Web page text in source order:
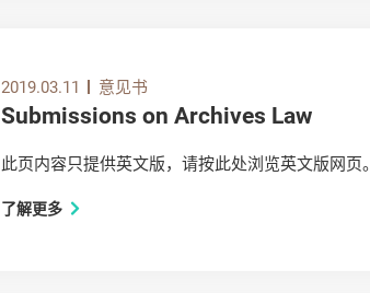
2019.03.11 意见书
Submissions on Archives Law
此页内容只提供英文版，请按此处浏览英文版网页。
了解更多